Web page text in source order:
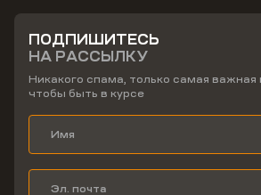
ПОДПИШИТЕСЬ
НА РАССЫЛКУ
Никакого спама, только самая
чтобы быть в курсе